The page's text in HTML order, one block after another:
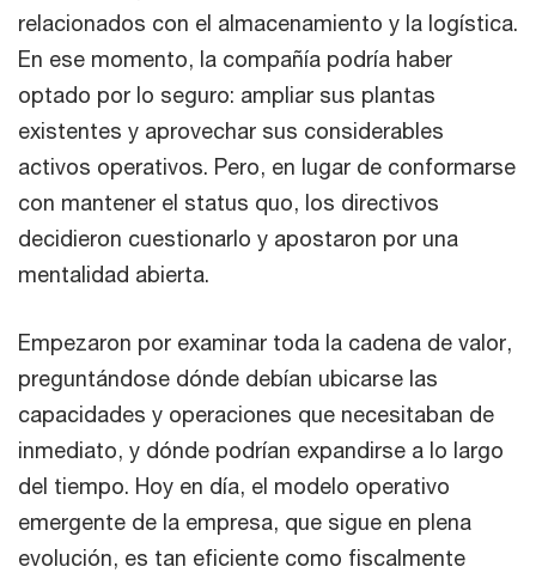
relacionados con el almacenamiento y la logística.
En ese momento, la compañía podría haber
optado por lo seguro: ampliar sus plantas
existentes y aprovechar sus considerables
activos operativos. Pero, en lugar de conformarse
con mantener el status quo, los directivos
decidieron cuestionarlo y apostaron por una
mentalidad abierta.
Empezaron por examinar toda la cadena de valor,
preguntándose dónde debían ubicarse las
capacidades y operaciones que necesitaban de
inmediato, y dónde podrían expandirse a lo largo
del tiempo. Hoy en día, el modelo operativo
emergente de la empresa, que sigue en plena
evolución, es tan eficiente como fiscalmente